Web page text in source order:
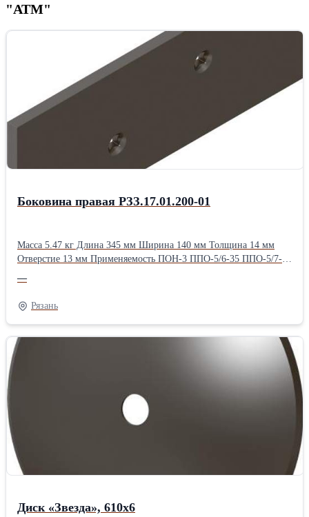
"АТМ"
Боковина правая РЗЗ.17.01.200-01
Масса 5.47 кг Длина 345 мм Ширина 140 мм Толщина 14 мм
Отверстие 13 мм Применяемость ПОН-3 ППО-5/6-35 ППО-5/7-35
—
Рязань
Диск «Звезда», 610х6